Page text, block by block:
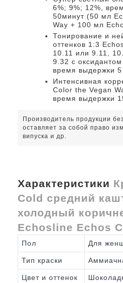
6%; 9%; 12%,
50минут (50 мл
Way + 100 мл
Тонирование и
оттенков 1:3
10.11 или 9.11,
9.32 с
время выдержки 5
Интенсивная
Color the Vegan
время выдержки
Производитель продукции
оставляет за собой право
випуска и др.
Характеристики
Cold средний
холодный
Echosline Echos
Пол Для
Тип краски
Цвет и оттенок